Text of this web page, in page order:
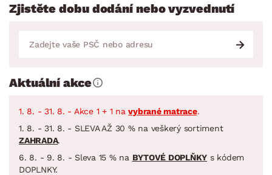
Zjistěte dobu dodání nebo vyzvednutí
Aktuální akce
1. 8. - 31. 8. - Akce 1 + 1 navybrané matrace.
1. 8. - 31. 8. - SLEVA AŽ 30 % na veškerý sortiment
ZAHRADA.
6. 8. - 9. 8. - Sleva 15 % na BYTOVÉ DOPLŇKY s kódem
DOPLNKY.